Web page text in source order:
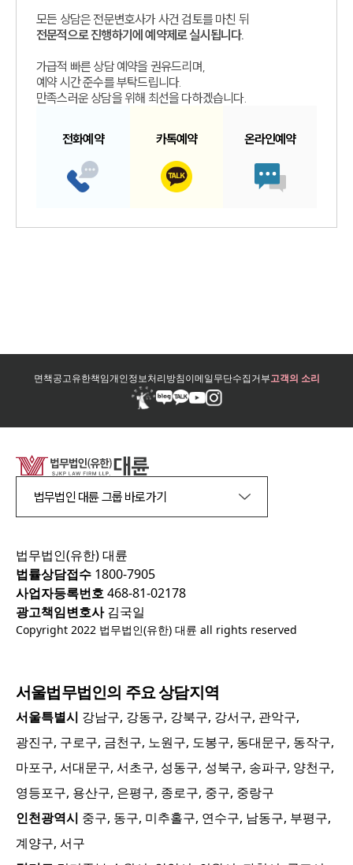
모든 상담은 전문변호사가 사건 검토를 마친 뒤
전문적으로 진행하기에 예약제로 실시됩니다.
가급적 빠른 상담 예약을 권유드리며,
예약 시간 준수를 부탁드립니다.
만족스러운 상담을 위해 최선을 다하겠습니다.
전화예약 카톡예약 온라인예약
면책공고유한책임개인정보처리방침이메일무단수집거부고객의 소리
법무법인 대륜 그룹 바로가기
법무법인(유한) 대륜
법률상담접수 1800-7905
사업자등록번호468-81-02178
광고책임변호사김국일
Copyright 2022 법무법인(유한) 대륜 all rights reserved
서울법무법인의 주요 상담지역
서울특별시 강남구, 강동구, 강북구, 강서구, 관악구,
광진구, 구로구, 금천구, 노원구, 도봉구, 동대문구, 동작구,
마포구, 서대문구, 서초구, 성동구, 성북구, 송파구, 양천구,
영등포구, 용산구, 은평구, 종로구, 중구, 중랑구
인천광역시 중구, 동구, 미추홀구, 연수구, 남동구, 부평구,
계양구, 서구